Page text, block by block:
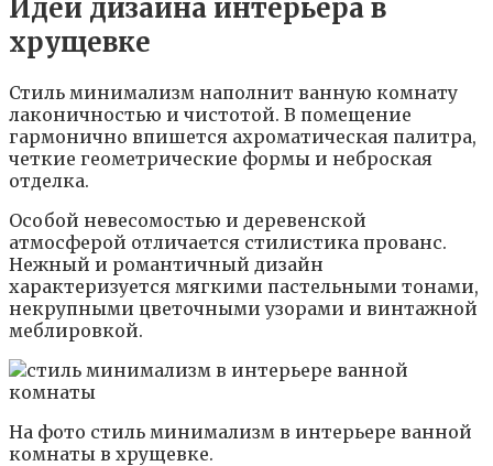
Идеи дизайна интерьера в
хрущевке
Стиль минимализм наполнит ванную комнату
лаконичностью и чистотой. В помещение
гармонично впишется ахроматическая палитра,
четкие геометрические формы и неброская
отделка.
Особой невесомостью и деревенской
атмосферой отличается стилистика прованс.
Нежный и романтичный дизайн
характеризуется мягкими пастельными тонами,
некрупными цветочными узорами и винтажной
меблировкой.
На фото стиль минимализм в интерьере ванной
комнаты в хрущевке.